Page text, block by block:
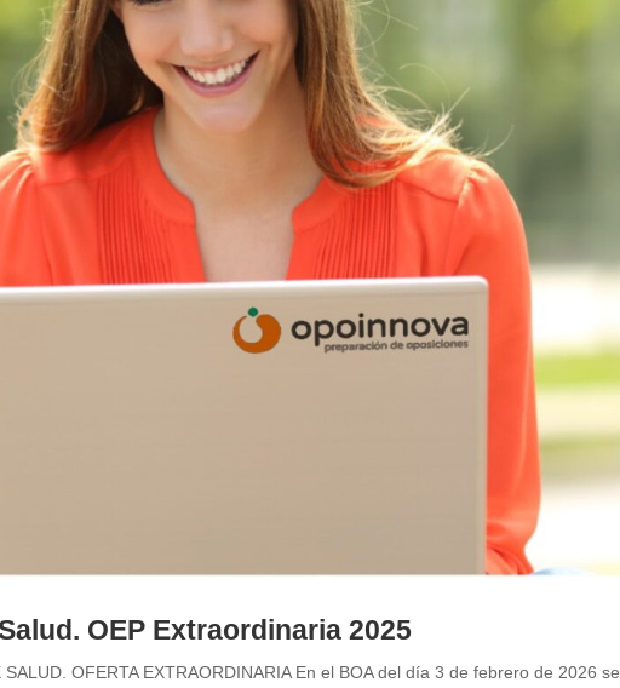
OEP Extraordinaria 2025
OFERTA EXTRAORDINARIA En el BOA del día 3 de febrero de 2026 se